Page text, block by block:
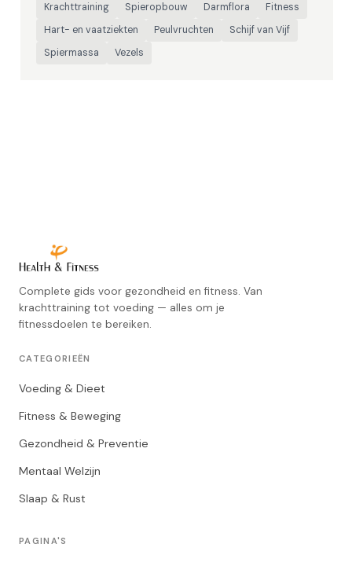
Krachttraining Spieropbouw Darmflora
Fitness
Hart- en vaatziekten
Peulvruchten
Schijf van Vijf
Spiermassa
Vezels
Complete gids voor gezondheid en fitness. Van
krachttraining tot voeding — alles om je
fitnessdoelen te bereiken.
CATEGORIEËN
Voeding & Dieet
Fitness & Beweging
Gezondheid & Preventie
Mentaal Welzijn
Slaap & Rust
PAGINA'S